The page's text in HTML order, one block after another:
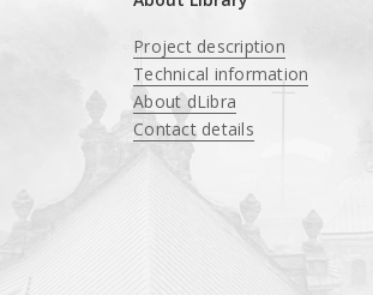
Project description
Technical information
About dLibra
Contact details